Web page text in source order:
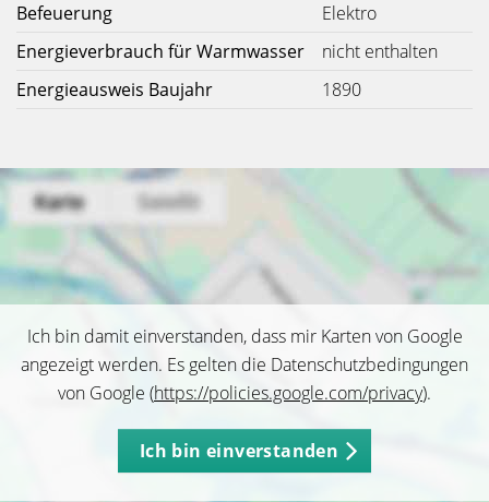
Befeuerung
Elektro
Energieverbrauch für Warmwasser
nicht enthalten
Energieausweis Baujahr
1890
Ich bin damit einverstanden, dass mir Karten von Google
angezeigt werden. Es gelten die Datenschutzbedingungen
von Google (https://policies.google.com/privacy).
Ich bin einverstanden